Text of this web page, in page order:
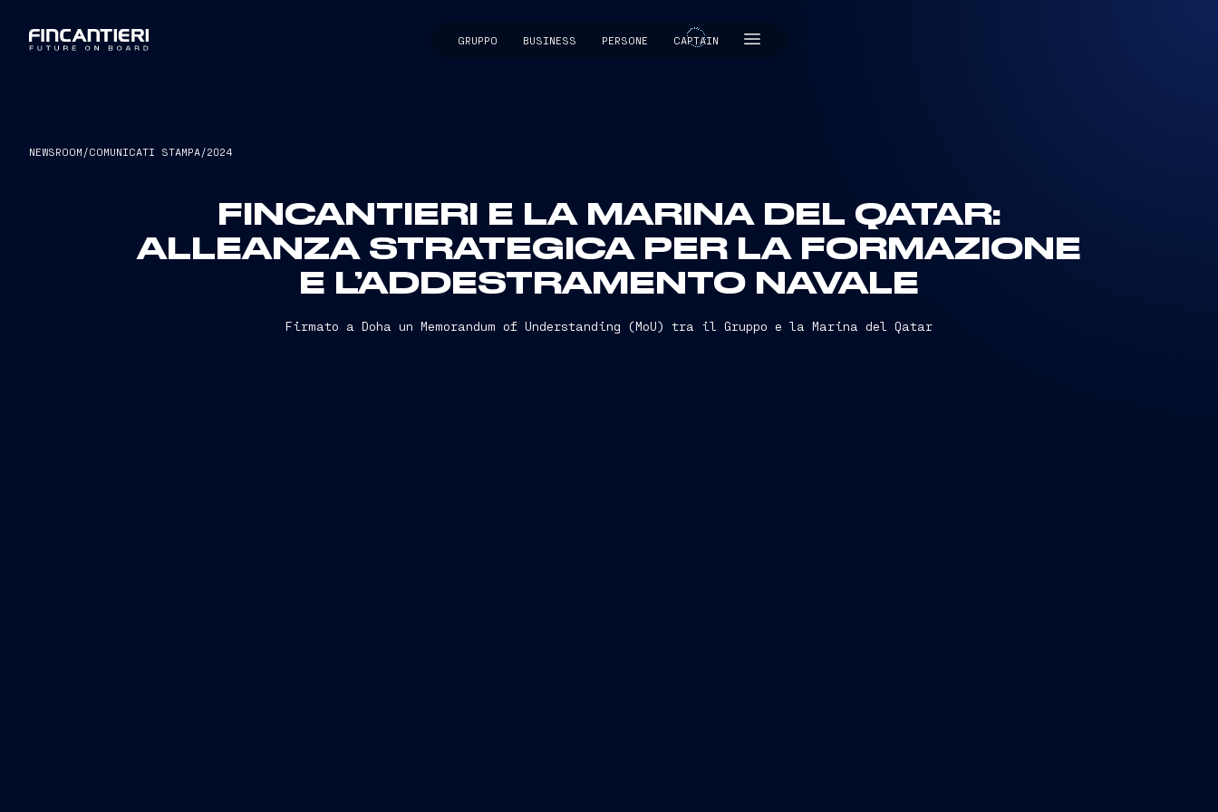
GRUPPO BUSINESS PERSONE CAPTAIN
CAPTAIN
NEWSROOM /COMUNICATI STAMPA/2024
FINCANTIERI E LA MARINA DEL QATAR:
ALLEANZA STRATEGICA PER LA FORMAZIONE
E L’ADDESTRAMENTO NAVALE
Firmato a Doha un Memorandum of Understanding (MoU) tra il Gruppo e la Marina del Qatar